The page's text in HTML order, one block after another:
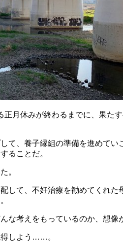
正月休みが終わるまでに、果た
て、養子縁組の準備を進めてい
ることだ。
。
して、不妊治療を勧めてくれた
な考えをもっているのか、想像
得しよう……。